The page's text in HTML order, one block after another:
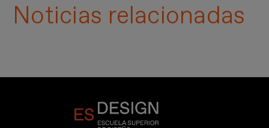
Noticias relacionadas